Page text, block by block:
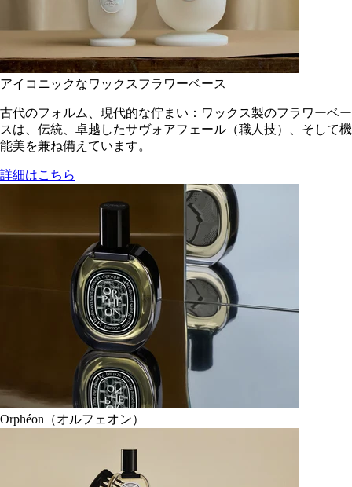
アイコニックなワックスフラワーベース
古代のフォルム、現代的な佇まい：ワックス製のフラワーベー
スは、伝統、卓越したサヴォアフェール（職人技）、そして機
能美を兼ね備えています。
詳細はこちら
Orphéon（オルフェオン）